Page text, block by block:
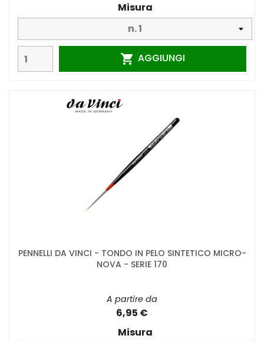
Misura
 AGGIUNGI
PENNELLI DA VINCI - TONDO IN PELO SINTETICO MICRO-
NOVA - SERIE 170
A partire da
6,95 €
Misura